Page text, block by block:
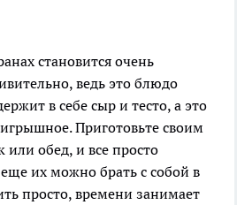
становится очень
ведь это блюдо
в себе сыр и тесто, а это
Приготовьте своим
обед, и все просто
их можно брать с собой в
просто, времени занимает